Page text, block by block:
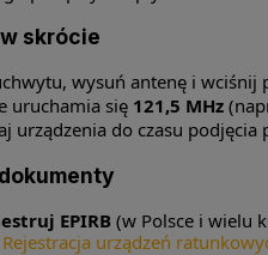
skrócie
wysuń antenę i wciśnij
uruchamia się 121,5 MHz
urządzenia do czasu podjęcia
EPIRB(w Polsce i wielu
Rejestracja urządzeń